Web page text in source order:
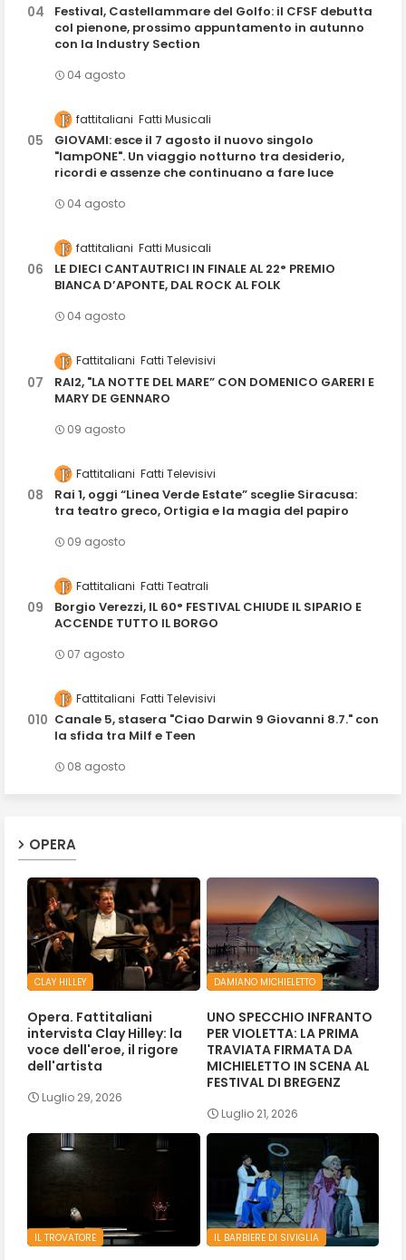
Festival, Castellammare del Golfo: il CFSF debutta
col pienone, prossimo appuntamento in autunno
con la Industry Section
04 agosto
fattitaliani Fatti Musicali
GIOVAMI: esce il 7 agosto il nuovo singolo
"lampONE". Un viaggio notturno tra desiderio,
ricordi e assenze che continuano a fare luce
04 agosto
fattitaliani Fatti Musicali
LE DIECI CANTAUTRICI IN FINALE AL 22° PREMIO
BIANCA D’APONTE, DAL ROCK AL FOLK
04 agosto
Fattitaliani Fatti Televisivi
RAI2, "LA NOTTE DEL MARE” CON DOMENICO GARERI E
MARY DE GENNARO
09 agosto
Fattitaliani Fatti Televisivi
Rai 1, oggi “Linea Verde Estate” sceglie Siracusa:
tra teatro greco, Ortigia e la magia del papiro
09 agosto
Fattitaliani Fatti Teatrali
Borgio Verezzi, IL 60° FESTIVAL CHIUDE IL SIPARIO E
ACCENDE TUTTO IL BORGO
07 agosto
Fattitaliani Fatti Televisivi
Canale 5, stasera "Ciao Darwin 9 Giovanni 8.7." con
la sfida tra Milf e Teen
08 agosto
OPERA
CLAY HILLEY
Opera. Fattitaliani
intervista Clay Hilley: la
voce dell'eroe, il rigore
dell'artista
Luglio 29, 2026
DAMIANO MICHIELETTO
UNO SPECCHIO INFRANTO
PER VIOLETTA: LA PRIMA
TRAVIATA FIRMATA DA
MICHIELETTO IN SCENA AL
FESTIVAL DI BREGENZ
Luglio 21, 2026
IL TROVATORE IL BARBIERE DI SIVIGLIA